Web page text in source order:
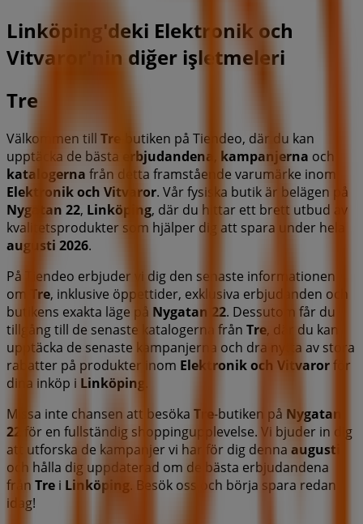
Linköping'deki Elektronik och
Vitvaror'nin diğer işletmeleri
Tre
Välkommen till Tre
-butiken på Tiendeo, där du kan
upptäcka de bästa
erbjudandena kampanjerna och
katalogerna från detta framstående varumärke inom
Elektronik och Vitvaror. Vår fysiska butik är belägen på
Nygatan 22, Linköping, där du hittar ett brett utbud av
kvalitetsprodukter som hjälper dig att spara under hela
augusti 2026.
På Tiendeo erbjuder vi dig den senaste informationen
om
Tre, inklusive öppettider, exklusiva erbjudanden och
butikens exakta läge på Nygatan 22. Dessutom får du
tillgång till de senaste katalogerna från Tre, där du kan
upptäcka de senaste kampanjerna och dra nytta av stora
rabatter på produkter inom Elektronik och Vitvarorför
dina inköp i Linköping
Missa inte chansen att besöka Tre-butiken på Nygatan
22 för en fullständig shoppingupplevelse. Vi bjuder in dig
att utforska de kampanjer vi har för dig denna augusti
och hålla dig uppdaterad om de bästa erbjudandena
från Tre i Linköping. Besök oss och börja spara redan
idag!